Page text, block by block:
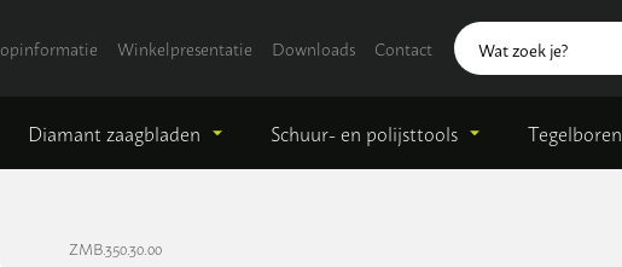
Winkelpresentatie Downloads Contact
Diamant zaagbladen Schuur- en polijsttools Tegelboren
ZMB.350.30.00